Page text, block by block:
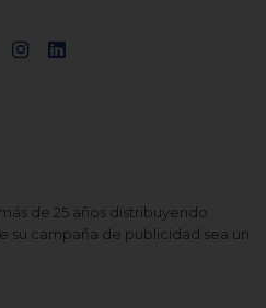
de 25 años distribuyendo
su campaña de publicidad sea un